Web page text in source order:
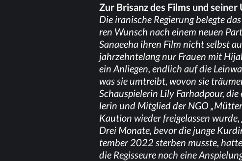
Zur Bri­sanz des Films und sei­ner
Die ira­ni­sche Re­gie­rung be­leg­te
ren Wunsch nach ei­nem neu­en
Sanae­e­ha ih­ren Film nicht selbst
jahr­zehn­te­lang nur Frau­en mit
ein An­lie­gen, end­lich auf die
was sie um­treibt, wo­von sie
Schau­spie­le­rin Lily Far­had­pour,
le­rin und Mit­glied der NGO
Kau­ti­on wie­der frei­ge­las­sen
Drei Mo­na­te, be­vor die jun­ge
tem­ber 2022 ster­ben muss­te,
die Re­gis­seu­re noch eine